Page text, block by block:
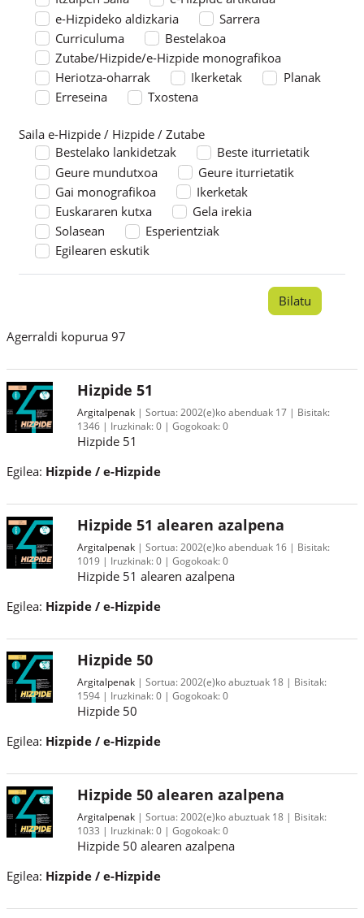
e-Hizpideko aldizkaria
Sarrera
Curriculuma
Bestelakoa
Zutabe/Hizpide/e-Hizpide monografikoa
Heriotza-oharrak
Ikerketak
Planak
Erreseina
Txostena
Saila e-Hizpide / Hizpide / Zutabe
Saila e-Hizpide / Hizpide / Zutabe
Bestelako lankidetzak
Beste iturrietatik
Geure mundutxoa
Geure iturrietatik
Gai monografikoa
Ikerketak
Euskararen kutxa
Gela irekia
Solasean
Esperientziak
Egilearen eskutik
Agerraldi kopurua 97
Hizpide 51
Argitalpenak Sortua: 2002(e)ko abenduak 17
Bisitak:
1346
Iruzkinak:0 Gogokoak:0
Hizpide 51
Egilea: Hizpide / e-Hizpide
Hizpide 51 alearen azalpena
Argitalpenak Sortua: 2002(e)ko abenduak 16
Bisitak:
1019
Iruzkinak:0 Gogokoak:0
Hizpide 51 alearen azalpena
Egilea: Hizpide / e-Hizpide
Hizpide 50
Argitalpenak Sortua: 2002(e)ko abuztuak 18
Bisitak:
1594
Iruzkinak:0 Gogokoak:0
Hizpide 50
Egilea: Hizpide / e-Hizpide
Hizpide 50 alearen azalpena
Argitalpenak Sortua: 2002(e)ko abuztuak 18
Bisitak:
1033
Iruzkinak:0 Gogokoak:0
Hizpide 50 alearen azalpena
Egilea: Hizpide / e-Hizpide